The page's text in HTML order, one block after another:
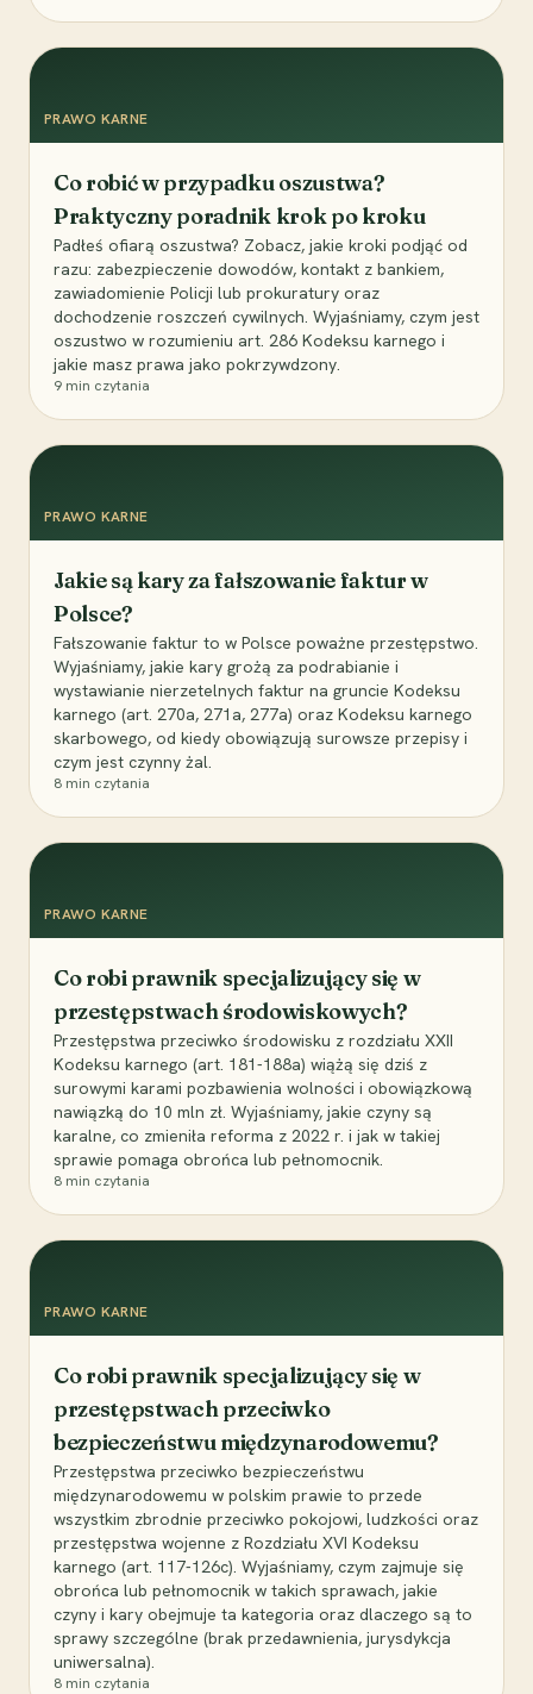
PRAWO KARNE
Co robić w przypadku oszustwa?
Praktyczny poradnik krok po kroku
Padłeś ofiarą oszustwa? Zobacz, jakie kroki podjąć od
razu: zabezpieczenie dowodów, kontakt z bankiem,
zawiadomienie Policji lub prokuratury oraz
dochodzenie roszczeń cywilnych. Wyjaśniamy, czym jest
oszustwo w rozumieniu art. 286 Kodeksu karnego i
jakie masz prawa jako pokrzywdzony.
9 min czytania
PRAWO KARNE
Jakie są kary za fałszowanie faktur w
Polsce?
Fałszowanie faktur to w Polsce poważne przestępstwo.
Wyjaśniamy, jakie kary grożą za podrabianie i
wystawianie nierzetelnych faktur na gruncie Kodeksu
karnego (art. 270a, 271a, 277a) oraz Kodeksu karnego
skarbowego, od kiedy obowiązują surowsze przepisy i
czym jest czynny żal.
8 min czytania
PRAWO KARNE
Co robi prawnik specjalizujący się w
przestępstwach środowiskowych?
Przestępstwa przeciwko środowisku z rozdziału XXII
Kodeksu karnego (art. 181-188a) wiążą się dziś z
surowymi karami pozbawienia wolności i obowiązkową
nawiązką do 10 mln zł. Wyjaśniamy, jakie czyny są
karalne, co zmieniła reforma z 2022 r. i jak w takiej
sprawie pomaga obrońca lub pełnomocnik.
8 min czytania
PRAWO KARNE
Co robi prawnik specjalizujący się w
przestępstwach przeciwko
bezpieczeństwu międzynarodowemu?
Przestępstwa przeciwko bezpieczeństwu
międzynarodowemu w polskim prawie to przede
wszystkim zbrodnie przeciwko pokojowi, ludzkości oraz
przestępstwa wojenne z Rozdziału XVI Kodeksu
karnego (art. 117-126c). Wyjaśniamy, czym zajmuje się
obrońca lub pełnomocnik w takich sprawach, jakie
czyny i kary obejmuje ta kategoria oraz dlaczego są to
sprawy szczególne (brak przedawnienia, jurysdykcja
uniwersalna).
8 min czytania